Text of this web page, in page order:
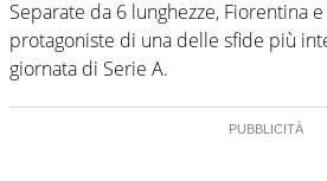
Separate da 6 lunghezze, Fiorentina
protagoniste di una delle sfide più
giornata di Serie A.